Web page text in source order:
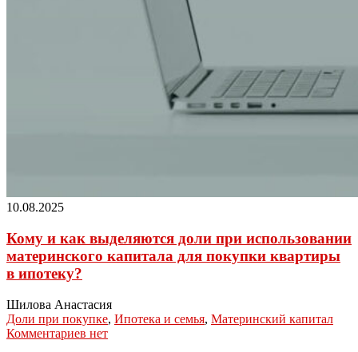
10.08.2025
Кому и как выделяются доли при использовании
материнского капитала для покупки квартиры
в ипотеку?
Шилова Анастасия
Доли при покупке, Ипотека и семья, Материнский капитал
Комментариев нет